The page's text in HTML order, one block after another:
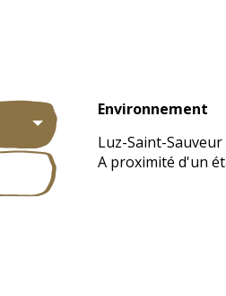
Environnement
Environnement
Luz-Saint-Sauveur
A proximité d'un